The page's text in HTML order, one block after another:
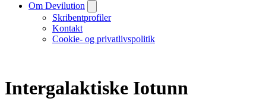
Om Devilution
Skribentprofiler
Kontakt
Cookie- og privatlivspolitik
Intergalaktiske Iotunn